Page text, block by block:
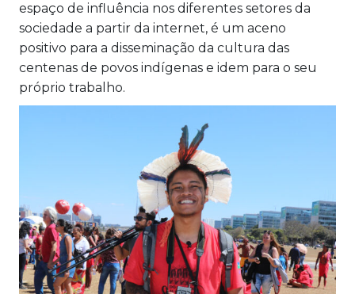
espaço de influência nos diferentes setores da
sociedade a partir da internet, é um aceno
positivo para a disseminação da cultura das
centenas de povos indígenas e idem para o seu
próprio trabalho.